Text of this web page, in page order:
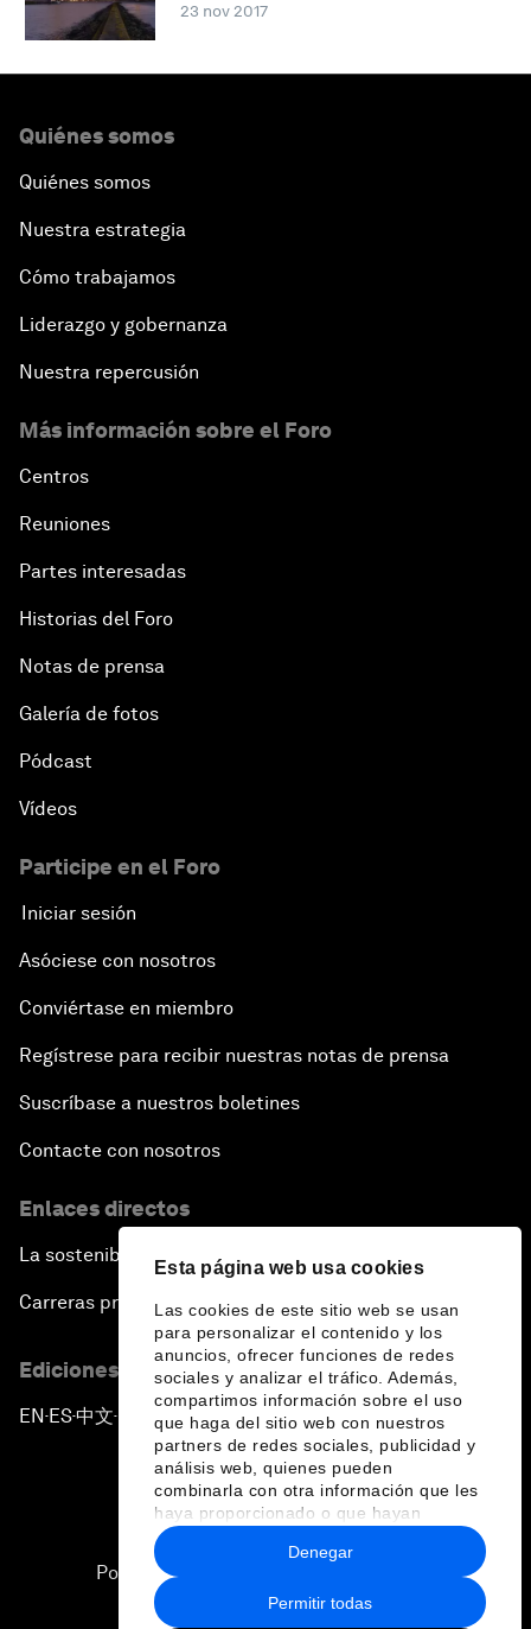
Esta página web usa cookies
Las cookies de este sitio web se usan
para personalizar el contenido y los
anuncios, ofrecer funciones de redes
sociales y analizar el tráfico. Además,
compartimos información sobre el uso
que haga del sitio web con nuestros
partners de redes sociales, publicidad y
análisis web, quienes pueden
combinarla con otra información que les
haya proporcionado o que hayan
recopilado a partir del uso que haya
hecho de sus servicios.
Permitir todas
Denegar
23 nov 2017
Quiénes somos
Quiénes somos
Nuestra estrategia
Cómo trabajamos
Liderazgo y gobernanza
Nuestra repercusión
Más información sobre el Foro
Centros
Reuniones
Partes interesadas
Historias del Foro
Notas de prensa
Galería de fotos
Pódcast
Vídeos
Participe en el Foro
Iniciar sesión
Asóciese con nosotros
Conviértase en miembro
Regístrese para recibir nuestras notas de prensa
Suscríbase a nuestros boletines
Contacte con nosotros
Enlaces directos
La sostenibilidad en el Foro
Carreras profesionales
Ediciones en otros idiomas
EN ▪ES▪中文▪ 日本語
Política de privacidad y normas de uso
Sitemap